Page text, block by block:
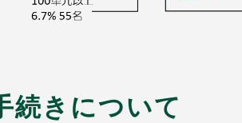
続きについて